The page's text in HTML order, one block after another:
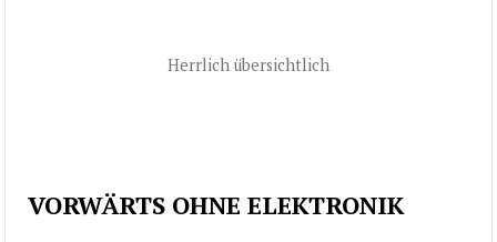
Herrlich übersichtlich
VORWÄRTS OHNE ELEKTRONIK